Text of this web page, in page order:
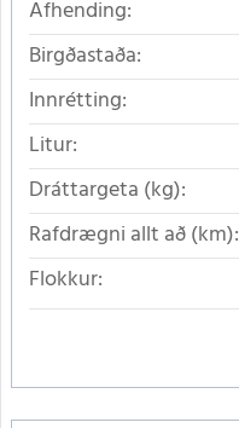
Afhending:
Birgðastaða:
Innrétting:
Litur:
Dráttargeta (kg):
Rafdrægni allt að (km):
Flokkur: